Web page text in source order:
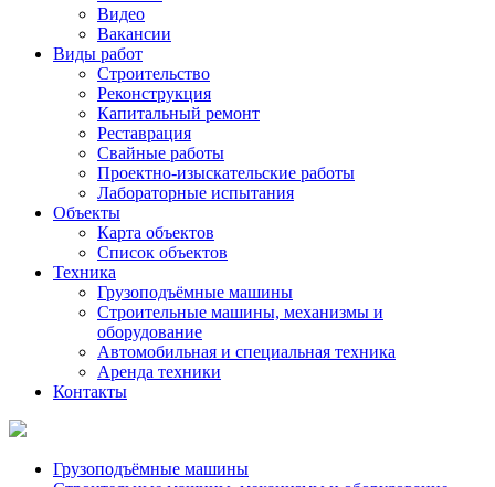
Видео
Вакансии
Виды работ
Строительство
Реконструкция
Капитальный ремонт
Реставрация
Свайные работы
Проектно-изыскательские работы
Лабораторные испытания
Объекты
Карта объектов
Список объектов
Техника
Грузоподъёмные машины
Строительные машины, механизмы и
оборудование
Автомобильная и специальная техника
Аренда техники
Контакты
Грузоподъёмные машины